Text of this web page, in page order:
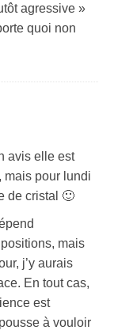
agressive »
quoi non
avis elle est
mais pour lundi
de cristal 🙂
mais
j’y aurais
En tout cas,
est
à vouloir